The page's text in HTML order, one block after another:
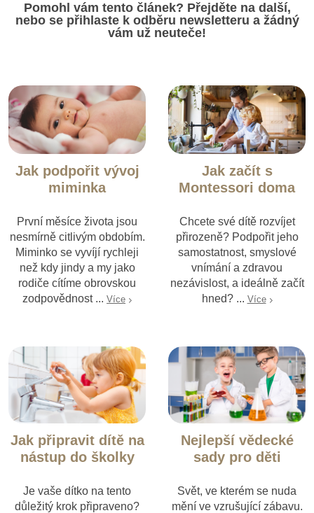
Pomohl vám tento článek? Přejděte na další,
nebo se přihlaste k odběru newsletteru a žádný
vám už neuteče!
Jak podpořit vývoj
miminka
První měsíce života jsou
nesmírně citlivým obdobím.
Miminko se vyvíjí rychleji
než kdy jindy a my jako
rodiče cítíme obrovskou
zodpovědnost ... Více
Jak začít s
Montessori doma
Chcete své dítě rozvíjet
přirozeně? Podpořit jeho
samostatnost, smyslové
vnímání a zdravou
nezávislost, a ideálně začít
hned? ... Více
Jak připravit dítě na
nástup do školky
Je vaše dítko na tento
důležitý krok připraveno?
Nejlepší vědecké
sady pro děti
Svět, ve kterém se nuda
mění ve vzrušující zábavu.